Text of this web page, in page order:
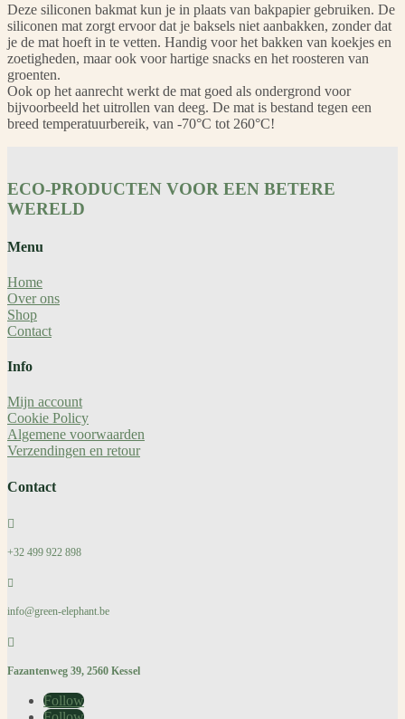
Deze siliconen bakmat kun je in plaats van bakpapier gebruiken. De
siliconen mat zorgt ervoor dat je baksels niet aanbakken, zonder dat
je de mat hoeft in te vetten. Handig voor het bakken van koekjes en
zoetigheden, maar ook voor hartige snacks en het roosteren van
groenten.
Ook op het aanrecht werkt de mat goed als ondergrond voor
bijvoorbeeld het uitrollen van deeg. De mat is bestand tegen een
breed temperatuurbereik, van -70°C tot 260°C!
ECO-PRODUCTEN VOOR EEN BETERE
WERELD
Menu
Home
Over ons
Shop
Contact
Info
Mijn account
Cookie Policy
Algemene voorwaarden
Verzendingen en retour
Contact

+32 499 922 898

info@green-elephant.be

Fazantenweg 39, 2560 Kessel
Follow